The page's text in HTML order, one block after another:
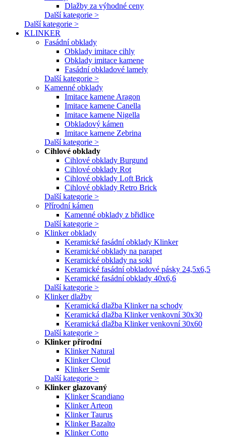
Dlažby za výhodné ceny
Další kategorie >
Další kategorie >
KLINKER
Fasádní obklady
Obklady imitace cihly
Obklady imitace kamene
Fasádní obkladové lamely
Další kategorie >
Kamenné obklady
Imitace kamene Aragon
Imitace kamene Canella
Imitace kamene Nigella
Obkladový kámen
Imitace kamene Zebrina
Další kategorie >
Cihlové obklady
Cihlové obklady Burgund
Cihlové obklady Rot
Cihlové obklady Loft Brick
Cihlové obklady Retro Brick
Další kategorie >
Přírodní kámen
Kamenné obklady z břidlice
Další kategorie >
Klinker obklady
Keramické fasádní obklady Klinker
Keramické obklady na parapet
Keramické obklady na sokl
Keramické fasádní obkladové pásky 24,5x6,5
Keramické fasádní obklady 40x6,6
Další kategorie >
Klinker dlažby
Keramická dlažba Klinker na schody
Keramická dlažba Klinker venkovní 30x30
Keramická dlažba Klinker venkovní 30x60
Další kategorie >
Klinker přírodní
Klinker Natural
Klinker Cloud
Klinker Semir
Další kategorie >
Klinker glazovaný
Klinker Scandiano
Klinker Arteon
Klinker Taurus
Klinker Bazalto
Klinker Cotto